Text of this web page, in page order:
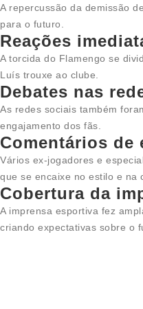
A repercussão da demissão
para o futuro.
Reações
A torcida do Flamengo se
Luís trouxe ao clube.
Debates nas
As redes sociais também
engajamento dos fãs.
Comentários de
Vários ex-jogadores e
que se encaixe no estilo e na
Cobertura da
A imprensa esportiva fez
criando expectativas sobre o